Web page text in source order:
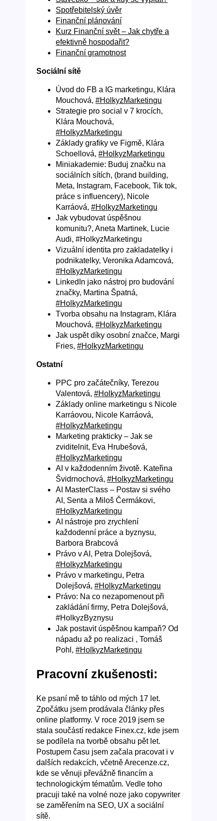
Spotřebitelský úvěr
Finanční plánování
Kurz Finanční svět – Jak chytře a
efektivně hospodařit?
Finanční gramotnost
Sociální sítě
Úvod do FB a IG marketingu, Klára
Mouchová,#HolkyzMarketingu
Strategie pro social v 7 krocích,
Klára Mouchová,
#HolkyzMarketingu
Základy grafiky ve Figmě, Klára
Schoellová,#HolkyzMarketingu
Miniakademie: Buduj značku na
sociálních sítích, (brand building,
Meta, Instagram, Facebook, Tik tok,
práce s influencery), Nicole
Karráová,#HolkyzMarketingu
Jak vybudovat úspěšnou
komunitu?, Aneta Martinek, Lucie
Audi, #HolkyzMarketingu
Vizuální identita pro zakladatelky i
podnikatelky, Veronika Adamcová,
#HolkyzMarketingu
LinkedIn jako nástroj pro budování
značky, Martina Špatná,
#HolkyzMarketingu
Tvorba obsahu na Instagram, Klára
Mouchová,#HolkyzMarketingu
Jak uspět díky osobní značce, Margi
Fries,#HolkyzMarketingu
Ostatní
PPC pro začátečníky, Terezou
Valentová,#HolkyzMarketingu
Základy online marketingu s Nicole
Karráovou, Nicole Karráová,
#HolkyzMarketingu
Marketing prakticky – Jak se
zviditelnit, Eva Hrubešová,
#HolkyzMarketingu
AI v každodenním životě. Kateřina
Švidrnochová,#HolkyzMarketingu
AI MasterClass – Postav si svého
AI, Senta a Miloš Čermákovi,
#HolkyzMarketingu
AI nástroje pro zrychlení
každodenní práce a byznysu,
Barbora Brabcová
Právo v AI, Petra Dolejšová,
#HolkyzMarketingu
Právo v marketingu, Petra
Dolejšová,#HolkyzMarketingu
Právo: Na co nezapomenout při
zakládání firmy, Petra Dolejšová,
#HolkyzByznysu
Jak postavit úspěšnou kampaň? Od
nápadu až po realizaci , Tomáš
Pohl,#HolkyzMarketingu
Pracovní zkušenosti:
Ke psaní mě to táhlo od mých 17 let.
Zpočátku jsem prodávala články přes
online platformy. V roce 2019 jsem se
stala součástí redakce Finex.cz, kde jsem
se podílela na tvorbě obsahu pět let.
Postupem času jsem začala pracovat i v
dalších redakcích, včetně Arecenze.cz,
kde se věnuji převážně financím a
technologickým tématům. Vedle toho
pracuji také na volné noze jako copywriter
se zaměřením na SEO, UX a sociální
sítě.